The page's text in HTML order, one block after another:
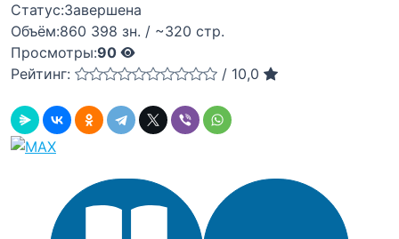
Статус:Завершена
Объём:860 398 зн. / ~320 стр.
Просмотры:90
Рейтинг:
/ 10,0